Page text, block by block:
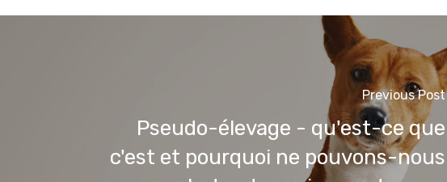
Previous Post
Pseudo-élevage - qu'est-ce que
c'est et pourquoi ne pouvons-nous